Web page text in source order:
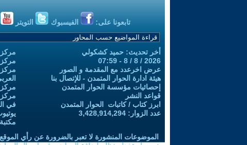
تابعونا على: الفيسبوك التويتر
أخر تحديث: حميد كشكولي
2026 / 8 / 8 - 07:59
عرض اخرعدد مع المقدمة و الصور
هيئة ادارة الحوار المتمدن - للإتصال بنا
إحصائيات مؤسسة الحوار المتمدن
قواعد النشر
ابرز كتاب / كاتبات الحوار المتمدن
عدد الزوار: 3,428,914,294
مركز
مركز
مركز
مركز
في
الموضوعات المنشورة لا تعبر بالضرورة عن رأي الموقع